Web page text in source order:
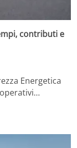
contributi e
Energetica